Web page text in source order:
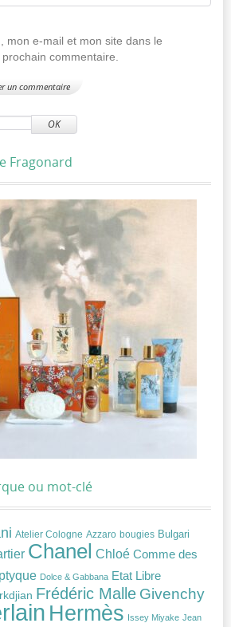
mon e-mail et mon site dans le
commentaire.
OK
Fragonard
ou mot-clé
Atelier Cologne Azzaro bougies Bulgari
Chanel Chloé Comme des
Dolce & Gabbana Etat Libre
Frédéric Malle Givenchy
Hermès Issey Miyake Jean